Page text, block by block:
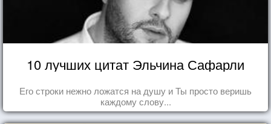
10 лучших цитат Эльчина Сафарли
Его строки нежно ложатся на душу и Ты просто веришь
каждому слову...